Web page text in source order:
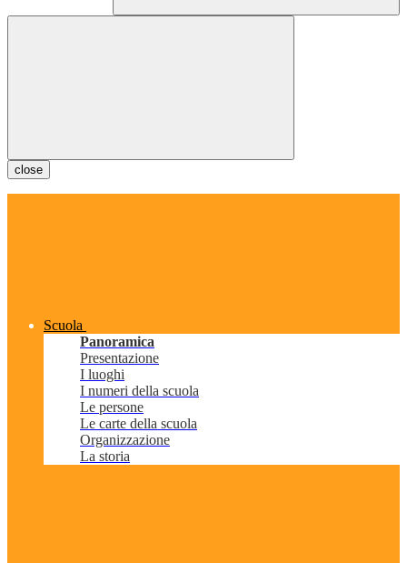
close
Scuola
Panoramica
Presentazione
I luoghi
I numeri della scuola
Le persone
Le carte della scuola
Organizzazione
La storia